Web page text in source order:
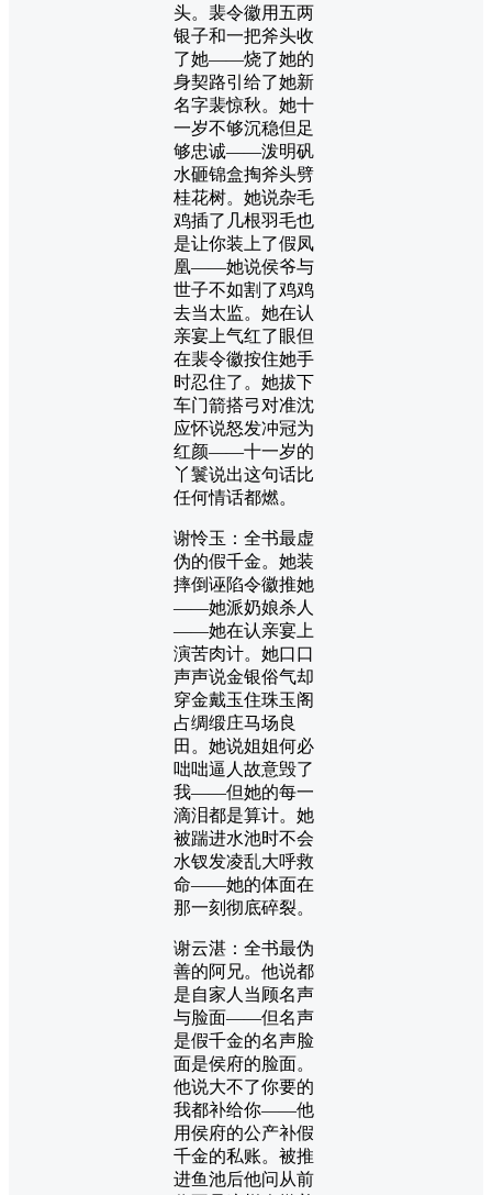
头。裴令徽用五两
银子和一把斧头收
了她——烧了她的
身契路引给了她新
名字裴惊秋。她十
一岁不够沉稳但足
够忠诚——泼明矾
水砸锦盒掏斧头劈
桂花树。她说杂毛
鸡插了几根羽毛也
是让你装上了假凤
凰——她说侯爷与
世子不如割了鸡鸡
去当太监。她在认
亲宴上气红了眼但
在裴令徽按住她手
时忍住了。她拔下
车门箭搭弓对准沈
应怀说怒发冲冠为
红颜——十一岁的
丫鬟说出这句话比
任何情话都燃。
谢怜玉：全书最虚
伪的假千金。她装
摔倒诬陷令徽推她
——她派奶娘杀人
——她在认亲宴上
演苦肉计。她口口
声声说金银俗气却
穿金戴玉住珠玉阁
占绸缎庄马场良
田。她说姐姐何必
咄咄逼人故意毁了
我——但她的每一
滴泪都是算计。她
被踹进水池时不会
水钗发凌乱大呼救
命——她的体面在
那一刻彻底碎裂。
谢云湛：全书最伪
善的阿兄。他说都
是自家人当顾名声
与脸面——但名声
是假千金的名声脸
面是侯府的脸面。
他说大不了你要的
我都补给你——他
用侯府的公产补假
千金的私账。被推
进鱼池后他问从前